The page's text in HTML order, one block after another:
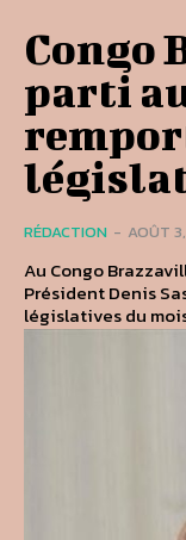
Congo
parti
RÉDACTION - AOÛT
Au Congo
Président Denis
législatives du